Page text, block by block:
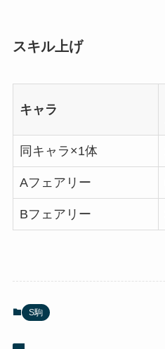
スキル上げ
キャラ
同キャラ×1体
Aフェアリー
Bフェアリー
S駒